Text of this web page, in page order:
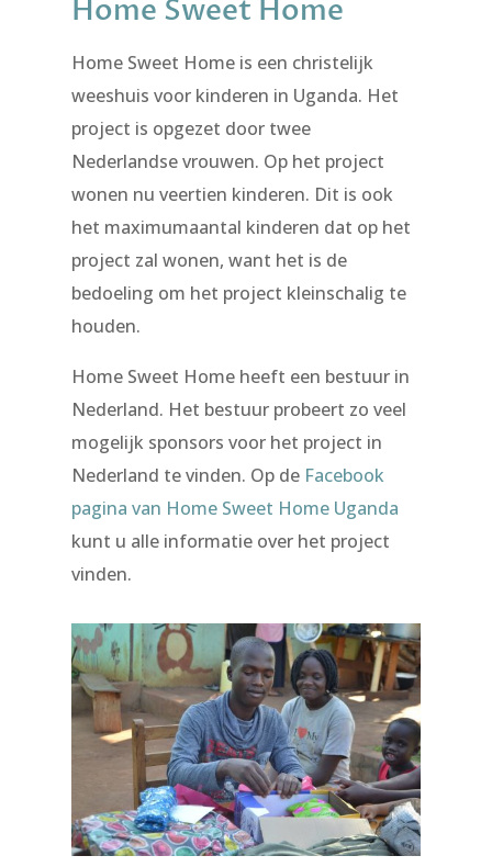
Home Sweet Home
Home Sweet Home is een christelijk
weeshuis voor kinderen in Uganda. Het
project is opgezet door twee
Nederlandse vrouwen. Op het project
wonen nu veertien kinderen. Dit is ook
het maximumaantal kinderen dat op het
project zal wonen, want het is de
bedoeling om het project kleinschalig te
houden.
Home Sweet Home heeft een bestuur in
Nederland. Het bestuur probeert zo veel
mogelijk sponsors voor het project in
Nederland te vinden. Op de Facebook
pagina van Home Sweet Home Uganda
kunt u alle informatie over het project
vinden.